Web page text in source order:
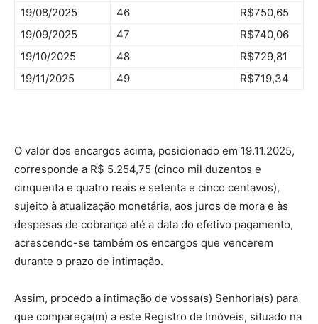
19/08/2025
46
R$750,65
19/09/2025
47
R$740,06
19/10/2025
48
R$729,81
19/11/2025
49 R$719,34
O valor dos encargos acima, posicionado em 19.11.2025,
corresponde a R$ 5.254,75 (cinco mil duzentos e
cinquenta e quatro reais e setenta e cinco centavos),
sujeito à atualização monetária, aos juros de mora e às
despesas de cobrança até a data do efetivo pagamento,
acrescendo-se também os encargos que vencerem
durante o prazo de intimação.
Assim, procedo a intimação de vossa(s) Senhoria(s) para
que compareça(m) a este Registro de Imóveis, situado na